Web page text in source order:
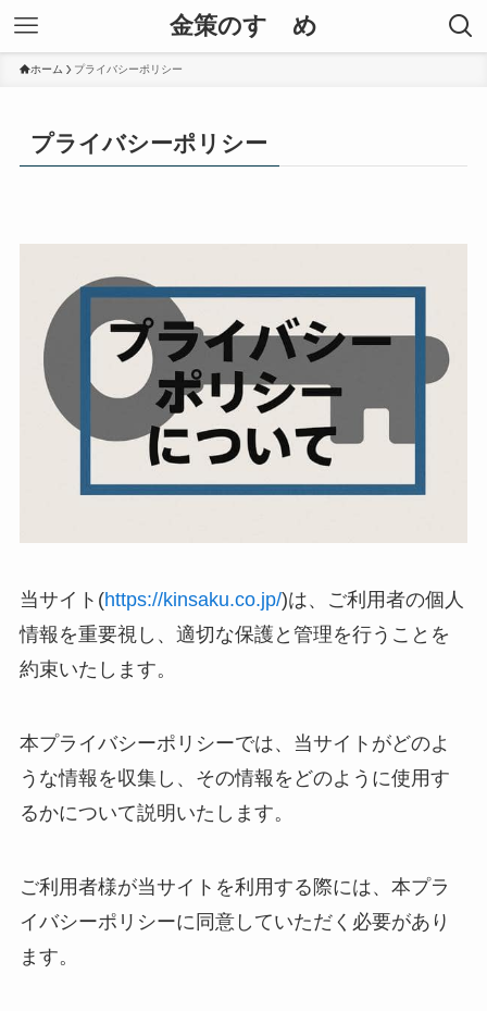
金策のすゝめ
ホーム プライバシーポリシー
プライバシーポリシー
当サイト(https://kinsaku.co.jp/)は、ご利用者の個人
情報を重要視し、適切な保護と管理を行うことを
約束いたします。
本プライバシーポリシーでは、当サイトがどのよ
うな情報を収集し、その情報をどのように使用す
るかについて説明いたします。
ご利用者様が当サイトを利用する際には、本プラ
イバシーポリシーに同意していただく必要があり
ます。